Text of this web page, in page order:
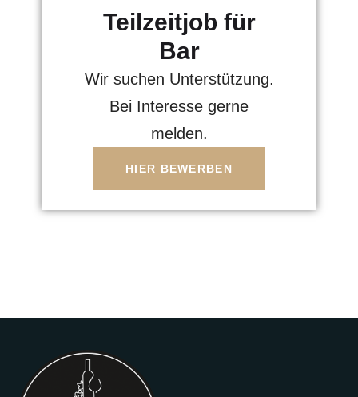
Teilzeitjob für
Bar
Wir suchen Unterstützung.
Bei Interesse gerne
melden.
HIER BEWERBEN